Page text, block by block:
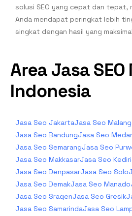
solusi SEO yang cepat dan tepat,
Anda mendapat peringkat lebih
singkat dengan hasil yang
Area Jasa
Indonesia
Jasa Seo JakartaJasa Seo Malang
Jasa Seo BandungJasa Seo
Jasa Seo SemarangJasa Seo
Jasa Seo MakkasarJasa Seo Kediri
Jasa Seo DenpasarJasa Seo Solo
Jasa Seo DemakJasa Seo Manado
Jasa Seo SragenJasa Seo Gresik
Jasa Seo SamarindaJasa Seo